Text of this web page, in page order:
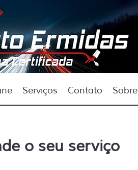
Serviços Contato Sobre
o seu serviço